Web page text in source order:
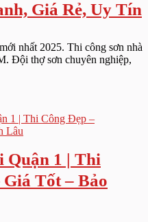
Giá Rẻ, Uy Tín
nhất 2025. Thi công sơn nhà
Đội thợ sơn chuyên nghiệp,
Quận 1 | Thi
Tốt – Bảo